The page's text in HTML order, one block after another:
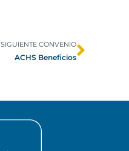
SIGUIENTE CONVENIO
ACHS Beneficios